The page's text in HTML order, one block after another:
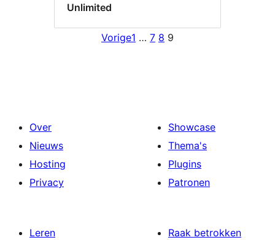
Unlimited
Vorige1 … 7 8 9
Over
Nieuws
Hosting
Privacy
Showcase
Thema's
Plugins
Patronen
Leren
Raak betrokken